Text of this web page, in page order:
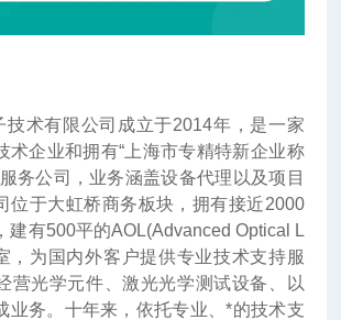
技术有限公司成立于2014年 ， 是一家
术企业和拥有“上海市专精特新企业称
务公司，业务涵盖设备代理以及项目
位于大虹桥商务板块，拥有接近2000
建有500平的AOL(Advanced Optical L
，为国内外客户提供专业技术支持服
营光学元件、激光光学测试设备、以
业务。十年来 ， 依托专业、*的技术支